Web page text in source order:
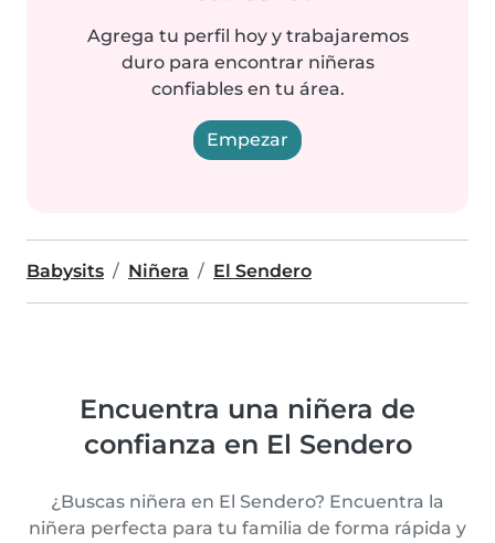
Agrega tu perfil hoy y trabajaremos
duro para encontrar niñeras
confiables en tu área.
Empezar
Babysits Niñera El Sendero
Encuentra una niñera de
confianza en El Sendero
¿Buscas niñera en El Sendero? Encuentra la
niñera perfecta para tu familia de forma rápida y